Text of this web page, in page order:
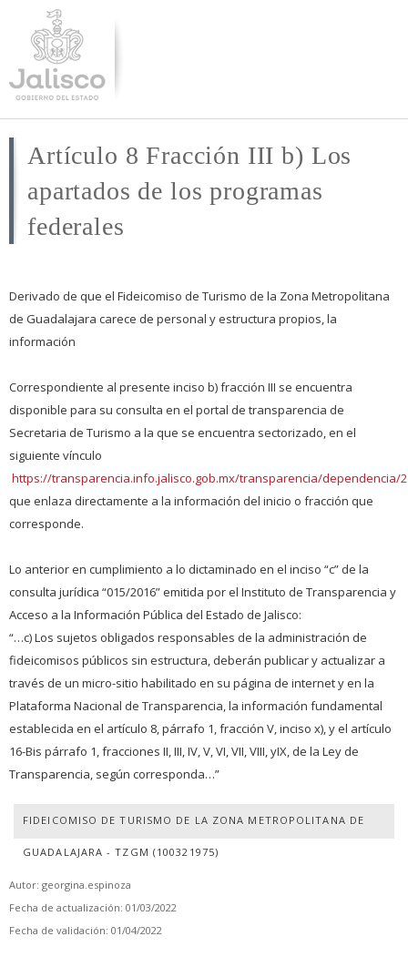
Artículo 8 Fracción III b) Los
apartados de los programas
federales
Derivado de que el Fideicomiso de Turismo de la Zona Metropolitana
de Guadalajara carece de personal y estructura propios, la
información
Correspondiente al presente inciso b) fracción III se encuentra
disponible para su consulta en el portal de transparencia de
Secretaria de Turismo a la que se encuentra sectorizado, en el
siguiente vínculo
https://transparencia.info.jalisco.gob.mx/transparencia/dependencia/
que enlaza directamente a la información del inicio o fracción que
corresponde.
Lo anterior en cumplimiento a lo dictaminado en el inciso “c” de la
consulta jurídica “015/2016” emitida por el Instituto de Transparencia y
Acceso a la Información Pública del Estado de Jalisco:
“…c) Los sujetos obligados responsables de la administración de
fideicomisos públicos sin estructura, deberán publicar y actualizar a
través de un micro-sitio habilitado en su página de internet y en la
Plataforma Nacional de Transparencia, la información fundamental
establecida en el artículo 8, párrafo 1, fracción V, inciso x), y el artículo
16-Bis párrafo 1, fracciones II, III, IV, V, VI, VII, VIII, yIX, de la Ley de
Transparencia, según corresponda…”
FIDEICOMISO DE TURISMO DE LA ZONA METROPOLITANA DE
GUADALAJARA - TZGM (100321975)
Autor: georgina.espinoza
Fecha de actualización: 01/03/2022
Fecha de validación: 01/04/2022